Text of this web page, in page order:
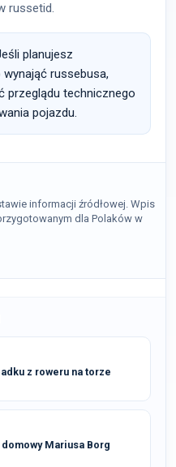
russetid.
planujesz
russebusa,
przeglądu technicznego
pojazdu.
informacji źródłowej. Wpis
dla Polaków w
z roweru na torze
Mariusa Borg